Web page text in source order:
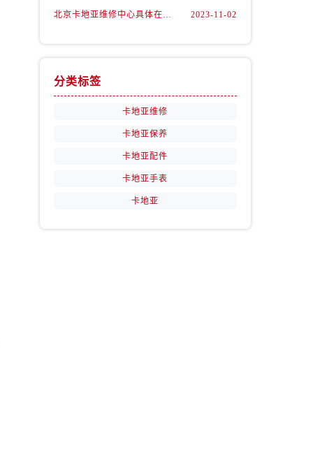
北京卡地亚维修中心具体在哪里？ 2023-11-02
分类标签
卡地亚维修
卡地亚保养
卡地亚配件
卡地亚手表
卡地亚